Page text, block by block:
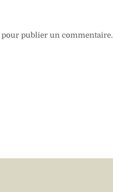
pour publier un commentaire.